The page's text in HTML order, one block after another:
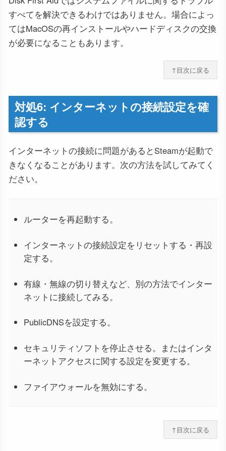
すべてを解決できるわけではありません。場合によっ
てはMacOSの再インストールやハードディスクの交換
が必要になることもあります。
↑目次に戻る
対処6: インターネットの接続設定を確
認する
インターネットの接続に問題があるとSteamが起動で
きなくなることがあります。次の方法を試してみてく
ださい。
ルーターを再起動する。
インターネットの接続設定をリセットする・再設
定する。
有線・無線の切り替えなど、別の方法でインター
ネットに接続してみる。
PublicDNSを設定する。
セキュリティソフトを停止させる。またはインタ
ーネットアクセスに関する設定を変更する。
ファイアウォールを無効にする。
↑目次に戻る